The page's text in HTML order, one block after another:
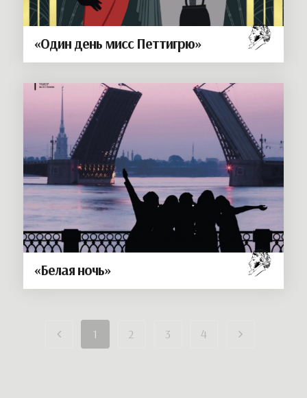
«Один день мисс Петтигрю»
«Белая ночь»
1 2 3 4